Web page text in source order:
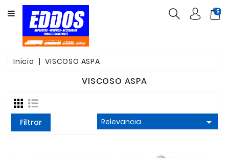
CATEGORY
INSUMOS
PARTES
CORREAS
FRENOS
Inicio VISCOSO ASPA
VISCOSO ASPA
Filtrar Relevancia 